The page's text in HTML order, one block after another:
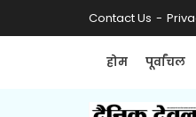
Contact Us
होम पूर्वांचल